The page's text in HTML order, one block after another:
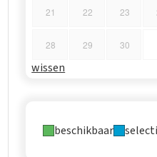
21 22 23
28 29 30
wissen
beschikbaar